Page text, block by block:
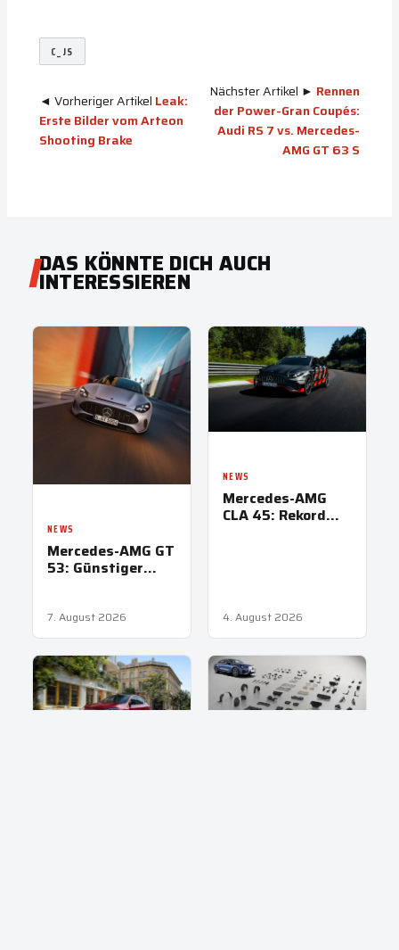
C_JS
◄ Vorheriger Artikel Leak:
Erste Bilder vom Arteon
Shooting Brake
Nächster Artikel ► Rennen
der Power-Gran Coupés:
Audi RS 7 vs. Mercedes-
AMG GT 63 S
DAS KÖNNTE DICH AUCH
INTERESSIEREN
NEWS
Mercedes-AMG GT
53: Günstiger
7. August 2026
NEWS
Mercedes-AMG
CLA 45: Rekord
4. August 2026